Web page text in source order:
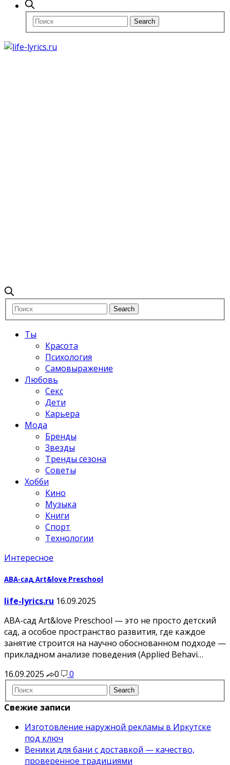
Ты
Красота
Психология
Самовыражение
Любовь
Секс
Дети
Карьера
Мода
Бренды
Звезды
Тренды сезона
Советы
Хобби
Кино
Музыка
Книги
Спорт
Технологии
Интересное
АВА-сад Art&love Preschool
life-lyrics.ru 16.09.2025
АВА-сад Art&love Preschool — это не просто детский
сад, а особое пространство развития, где каждое
занятие строится на научно обоснованном подходе —
прикладном анализе поведения (Applied Behavi…
16.09.2025
0 0
Свежие записи
Изготовление наружной рекламы в Иркутске
под ключ
Веники для бани с доставкой — качество,
проверенное традициями